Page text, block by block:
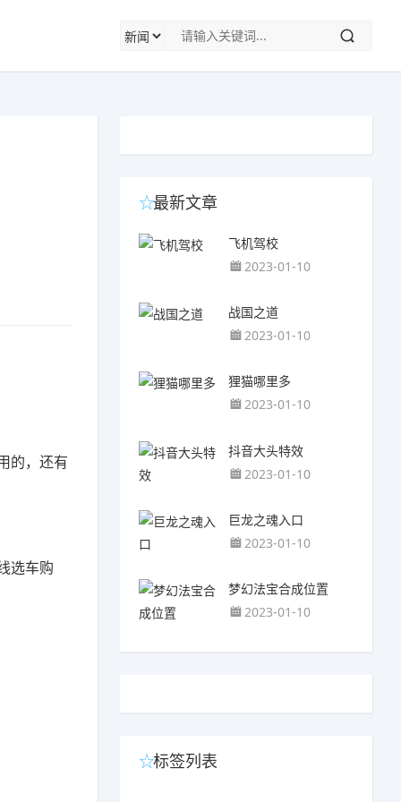
的，还有
选车购
最新文章
飞机驾校
2023-01-10
战国之道
2023-01-10
狸猫哪里多
2023-01-10
抖音大头特效
2023-01-10
巨龙之魂入口
2023-01-10
梦幻法宝合成位置
2023-01-10
标签列表